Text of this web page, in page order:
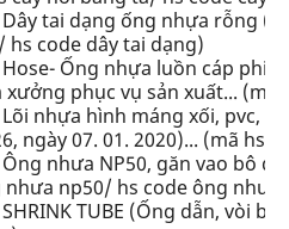
Dây tai dạng ống nhựa rỗng
hs code dây tai dạng)
Hose- Ống nhựa luồn cáp phi
phục vụ sản xuất...
nhựa hình máng xối, pvc,
ngày 07. 01. 2020)... (mã
Ông nhưa NP50, găn vao bô
nhưa np50/ hs code ông nhưa
TUBE (Ống dẫn, vòi